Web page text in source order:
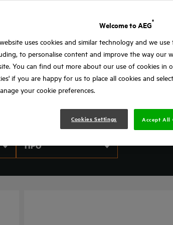
TIPO
Welcome to AEG
®
uses cookies and similar technology and we
to personalise content and improve the way our
You can find out more about our use of cookies in
if you are happy for us to place all cookies and
your cookie preferences.
Cookies Settings Accept All